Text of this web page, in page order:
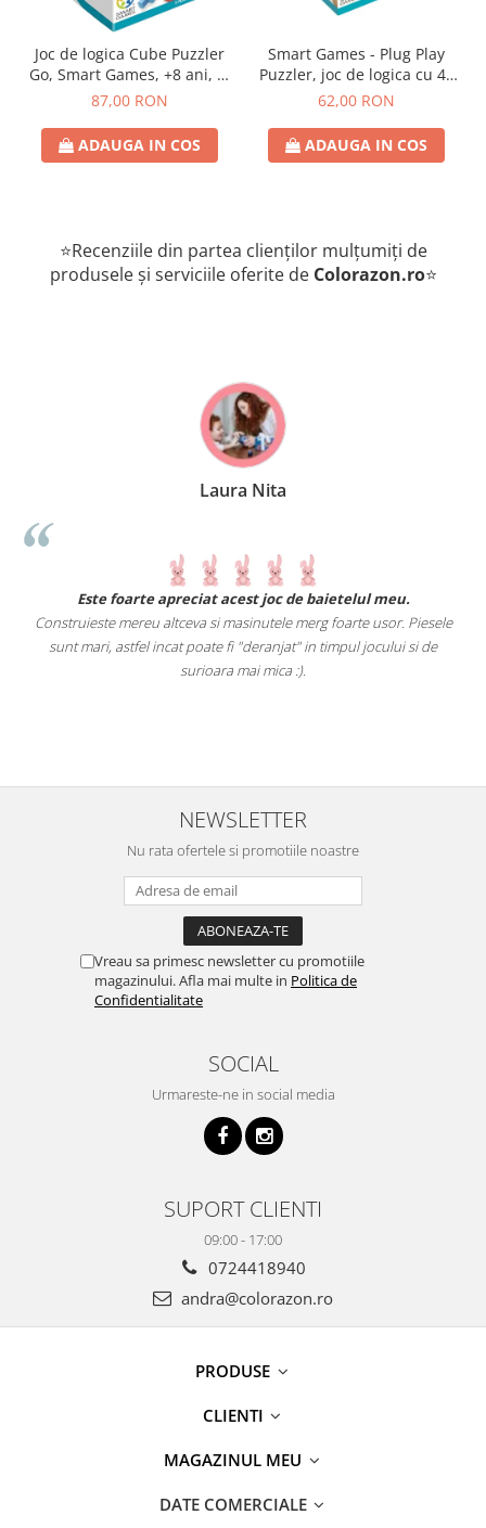
Joc de logica Cube Puzzler
Go, Smart Games, +8 ani, lb
romana
87,00 RON
ADAUGA IN COS
Smart Games - Plug Play
Puzzler, joc de logica cu 48
de provocari, 6+ ani, lb
62,00 RON
ADAUGA IN COS
⭐Recenziile din partea clienților mulțumiți de
produsele și serviciile oferite de Colorazon.ro⭐
Laura Nita
Este foarte apreciat acest joc de baietelul meu.
Construieste mereu altceva si masinutele merg foarte usor. Piesele
sunt mari, astfel incat poate fi "deranjat" in timpul jocului si de
surioara mai mica :).
NEWSLETTER
Nu rata ofertele si promotiile noastre
Vreau sa primesc newsletter cu promotiile
magazinului. Afla mai multe in Politica de
Confidentialitate
SOCIAL
Urmareste-ne in social media
SUPORT CLIENTI
09:00 - 17:00
0724418940
andra@colorazon.ro
PRODUSE
CLIENTI
MAGAZINUL MEU
DATE COMERCIALE